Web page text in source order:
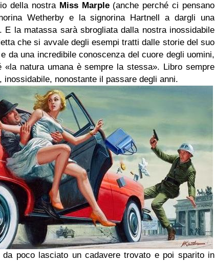
della nostra Miss Marple(anche perché ci pensano
Wetherby e la signorina Hartnell a dargli una
E la matassa sarà sbrogliata dalla nostra inossidabile
che si avvale degli esempi tratti dalle storie del suo
da una incredibile conoscenza del cuore degli uomini,
«la natura umana è sempre la stessa». Libro sempre
inossidabile, nonostante il passare degli anni.
da poco lasciato un cadavere trovato e poi sparito in